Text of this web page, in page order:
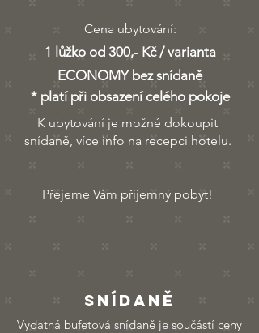
Cena ubytování:
1 lůžko od 300,- Kč / varianta
ECONOMY bez snídaně
* platí při obsazení celého pokoje
K ubytování je možné dokoupit
snídaně, více info na recepci hotelu.
Přejeme Vám příjemný pobyt!
Snídaně
Vydatná bufetová snídaně je součástí ceny